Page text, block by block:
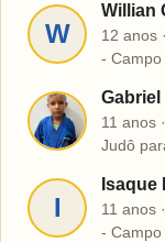
W
Willian
12 anos
-
G
11 anos
Judô
I
Isaque
11 anos
-